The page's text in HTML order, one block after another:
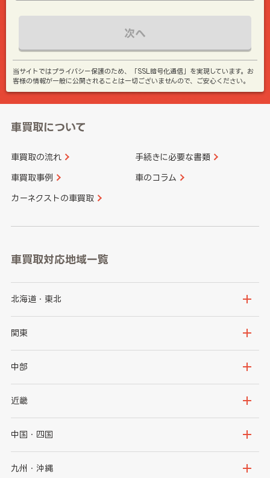
次へ
当サイトではプライバシー保護のため、「SSL暗号化通信」を実現しています。お
客様の情報が一般に公開されることは一切ございませんので、ご安心ください。
車買取について
車買取の流れ 手続きに必要な書類
車買取事例 車のコラム
カーネクストの車買取
車買取対応地域一覧
北海道・東北
北海道
岩手県
秋田県
関東
茨城県
群馬県
千葉県
中部
新潟県
石川県
山梨県
近畿
大阪府
京都府
中国・四国
鳥取県
九州・沖縄